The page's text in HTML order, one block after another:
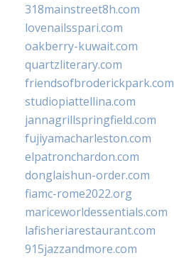
318mainstreet8h.com
lovenailsspari.com
oakberry-kuwait.com
quartzliterary.com
friendsofbroderickpark.com
studiopiattellina.com
jannagrillspringfield.com
fujiyamacharleston.com
elpatronchardon.com
donglaishun-order.com
fiamc-rome2022.org
mariceworldessentials.com
lafisheriarestaurant.com
915jazzandmore.com